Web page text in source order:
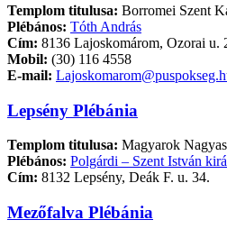
Templom titulusa: Borromei Szent
Plébános: Tóth András
Cím: 8136 Lajoskomárom, Ozorai u.
Mobil: (30) 116 4558
E-mail:
Lepsény Plébánia
Templom titulusa: Magyarok
Plébános: Polgárdi – Szent István
Cím: 8132 Lepsény, Deák F. u. 34.
Mezőfalva Plébánia